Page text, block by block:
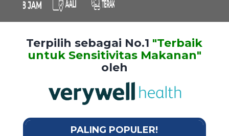
Terpilih sebagai No.1 "Terbaik
untuk Sensitivitas Makanan"
oleh
PALING POPULER!